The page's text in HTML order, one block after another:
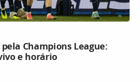
Champions League:
e horário